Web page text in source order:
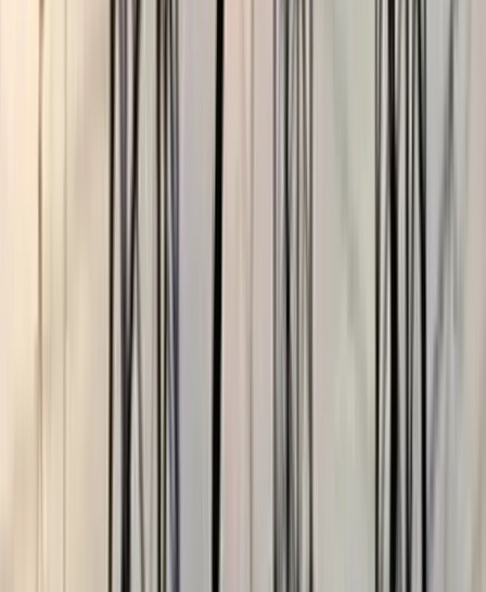
ভোলার মেঘনা-তেঁতুলিয়ায় অবৈধ
বালু উত্তোলন বন্ধে বিভিন্ন সরকারি
দপ্তরে আইনি নোটিশ